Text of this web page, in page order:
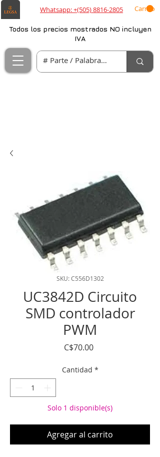
Whatsapp: +(505) 8816-2805 Carrito
Todos los precios mostrados NO incluyen
IVA
SKU: C556D1302
UC3842D Circuito
SMD controlador
PWM
C$70.00Precio
Cantidad *
Solo 1 disponible(s)
Agregar al carrito